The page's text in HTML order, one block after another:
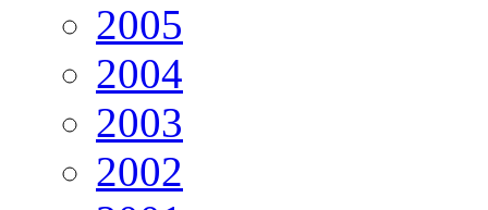
2005
2004
2003
2002